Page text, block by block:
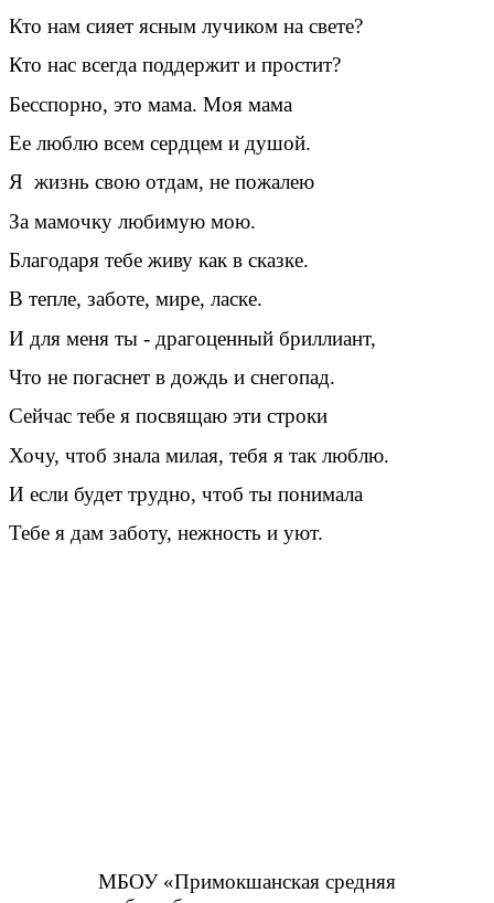
Кто нам сияет ясным лучиком на свете?
Кто нас всегда поддержит и простит?
Бесспорно, это мама. Моя мама
Ее люблю всем сердцем и душой.
Я жизнь свою отдам, не пожалею
За мамочку любимую мою.
Благодаря тебе живу как в сказке.
В тепле, заботе, мире, ласке.
И для меня ты - драгоценный бриллиант,
Что не погаснет в дождь и снегопад.
Сейчас тебе я посвящаю эти строки
Хочу, чтоб знала милая, тебя я так люблю.
И если будет трудно, чтоб ты понимала
Тебе я дам заботу, нежность и уют.
МБОУ «Примокшанская средняя